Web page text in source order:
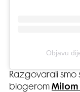
Objavu
Razgovarali smo
blogerom Milom